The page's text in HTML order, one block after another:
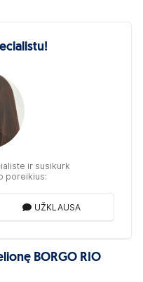
ir susikurk
poreikius:
UŽKLAUSA
BORGO RIO